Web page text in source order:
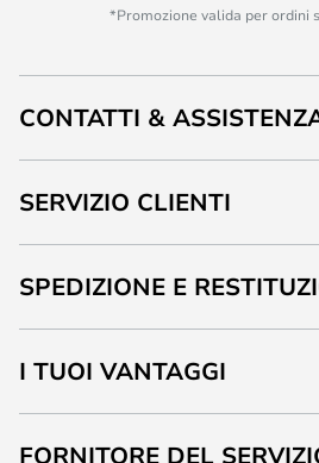
*Promozione valida per ordini
CONTATTI &
SERVIZIO CLIENTI
SPEDIZIONE E
I TUOI VANTAGGI
FORNITORE DEL